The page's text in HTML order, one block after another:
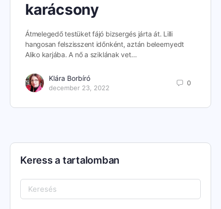
karácsony
Átmelegedő testüket fájó bizsergés járta át. Lilli
hangosan felszisszent időnként, aztán beleernyedt
Aliko karjába. A nő a sziklának vet…
Klára Borbíró
december 23, 2022
0
Keress a tartalomban
Keresés: